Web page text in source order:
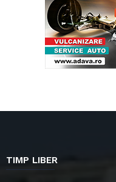
TIMP LIBER